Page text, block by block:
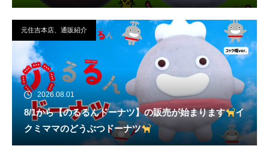
元住吉本店、通販紹介
2026.08.01
8/1から【のるるんドーナツ】の販売が始まります
イ
クミママのどうぶつドーナツ